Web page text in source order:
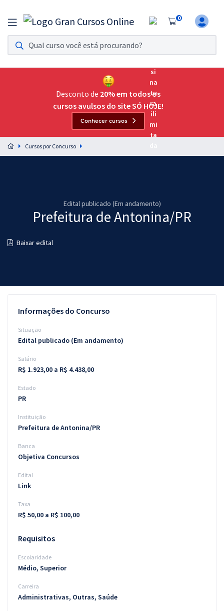
0
Assinatura Ilimitada 11
Acesso a todos os cursos. Teste grátis por 7 dias!
Assinatura OAB Até Passar
Acesso ilimitado a toda preparação para o Exame da
Preparação completa e intensiva para as principais
residências em saúde do Brasil
Cursos 20% OFF
Questões grátis
Blog
Aprovados
Atendimento
Desconto de 20% em todos os
cursos avulsos do site SÓ HOJE!
Conhecer cursos
Cursos por Concurso
Edital publicado (Em andamento)
Prefeitura de Antonina/PR
Baixar edital
Informações do Concurso
Situação
Edital publicado (Em andamento)
Salário
R$ 1.923,00 a R$ 4.438,00
Estado
PR
Instituição
Prefeitura de Antonina/PR
Banca
Objetiva Concursos
Edital
Link
Taxa
R$ 50,00 a R$ 100,00
Requisitos
Escolaridade
Médio, Superior
Carreira
Administrativas, Outras, Saúde